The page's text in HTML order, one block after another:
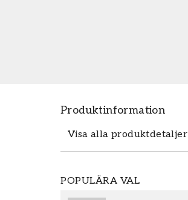
Produktinformation
Visa alla produktdetaljer
POPULÄRA VAL